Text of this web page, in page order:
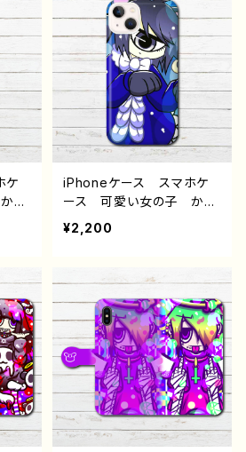
イ
種
droid アンドロイド ケー
ス ポップ タトゥー おす
すめ 個性的 人気 イラ
ストレーター 絵師 クリ
エイター オリジナル デ
ザイン グッズ タイトル：P
URPLE DEVIL 作：プラネ
ケ
っ
し
1
ス
ンテ
い
人
絵
タ
iPhoneケース スマホケ
ース 可愛い女の子 かっ
こいい女子 イラスト おし
ゃれ服 iPhone15/14/13/1
Googlepixel Galaxy
ケース 猫耳 ネコミミ
ケモ耳 ケモミミ 単眼
黒髪 ショートヘア ショ
ートカット 生足 おすす
め 個性的 人気 イラス
トレーター 絵師 クリエ
イター オリジナル デザ
イン グッズ タイトル：mi
¥2,200